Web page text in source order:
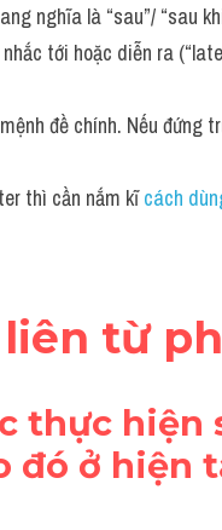
nghĩa là “sau”/ “sau
tới hoặc diễn ra
đề chính. Nếu đứng
thì cần nắm kĩ cách
từ
thực hiện
đó ở hiện